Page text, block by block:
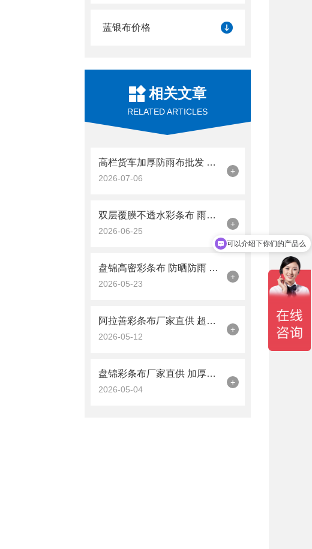
蓝银布价格
相关文章
RELATED ARTICLES
高栏货车加厚防雨布批发 天津本地靠谱货源怎么选
2026-07-06
+
双层覆膜不透水彩条布 雨天防渗效果稳定可靠
2026-06-25
+
盘锦高密彩条布 防晒防雨 农业遮盖 12×30米 抗老化
2026-05-23
+
阿拉善彩条布厂家直供 超强抗老化 天津工程围挡防护规格批发
2026-05-12
+
盘锦彩条布厂家直供 加厚防雨 工程防护现货批发
2026-05-04
+
你们是怎么收费的呢